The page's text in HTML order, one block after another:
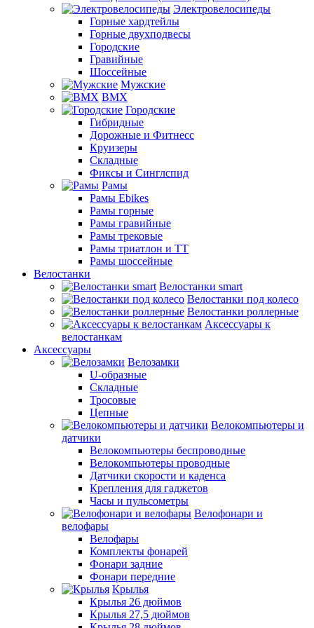
Электровелосипеды
Горные хардтейлы
Горные двухподвесы
Городские
Гравийные
Шоссейные
Мужские
BMX
Городские
Гибридные
Дорожные и Фитнесс
Круизеры
Складные
Фиксы и Синглспид
Рамы
Рамы Ebikes
Рамы горные
Рамы гравийные
Рамы трековые
Рамы триатлон и ТТ
Рамы шоссейные
Велостанки
Велостанки smart
Велостанки под колесо
Велостанки роллерные
Аксессуары к
велостанкам
Аксессуары
Велозамки
U-образные
Складные
Тросовые
Цепные
Велокомпьютеры и
датчики
Велокомпьютеры беспроводные
Велокомпьютеры проводные
Датчики скорости и каденса
Крепления для гаджетов
Часы и пульсометры
Велофонари и
велофары
Велофары
Комплекты фонарей
Фонари задние
Фонари передние
Крылья
Крылья 26 дюймов
Крылья 27,5 дюймов